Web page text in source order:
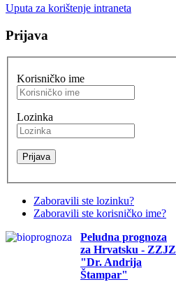
Uputa za korištenje intraneta
Prijava
Korisničko ime
Lozinka
Zaboravili ste lozinku?
Zaboravili ste korisničko ime?
Peludna prognoza
za Hrvatsku - ZZJZ
"Dr. Andrija
Štampar"